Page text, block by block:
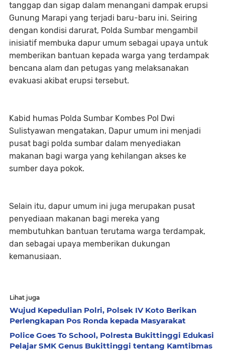
tanggap dan sigap dalam menangani dampak erupsi
Gunung Marapi yang terjadi baru-baru ini. Seiring
dengan kondisi darurat, Polda Sumbar mengambil
inisiatif membuka dapur umum sebagai upaya untuk
memberikan bantuan kepada warga yang terdampak
bencana alam dan petugas yang melaksanakan
evakuasi akibat erupsi tersebut.
Kabid humas Polda Sumbar Kombes Pol Dwi
Sulistyawan mengatakan, Dapur umum ini menjadi
pusat bagi polda sumbar dalam menyediakan
makanan bagi warga yang kehilangan akses ke
sumber daya pokok.
Selain itu, dapur umum ini juga merupakan pusat
penyediaan makanan bagi mereka yang
membutuhkan bantuan terutama warga terdampak,
dan sebagai upaya memberikan dukungan
kemanusiaan.
Lihat juga
Wujud Kepedulian Polri, Polsek IV Koto Berikan
Perlengkapan Pos Ronda kepada Masyarakat
Police Goes To School, Polresta Bukittinggi Edukasi
Pelajar SMK Genus Bukittinggi tentang Kamtibmas